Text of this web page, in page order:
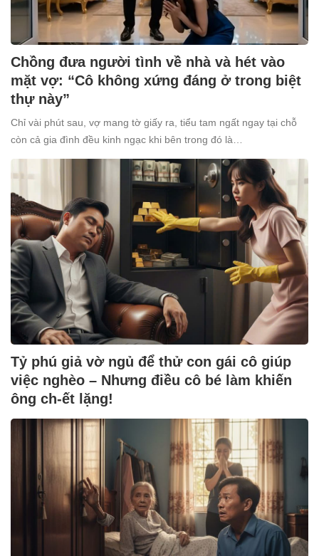
Chồng đưa người tình về nhà và hét vào
mặt vợ: “Cô không xứng đáng ở trong biệt
thự này”
Chỉ vài phút sau, vợ mang tờ giấy ra, tiểu tam ngất ngay tại chỗ
còn cả gia đình đều kinh ngạc khi bên trong đó là…
Tỷ phú giả vờ ngủ để thử con gái cô giúp
việc nghèo – Nhưng điều cô bé làm khiến
ông ch-ết lặng!